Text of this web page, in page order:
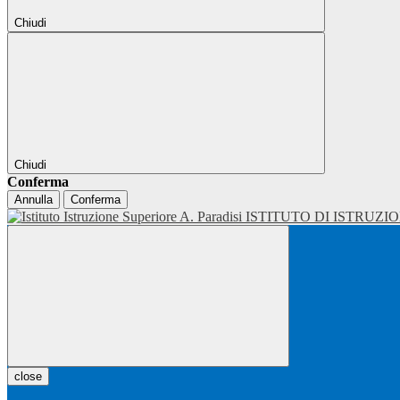
Chiudi
Chiudi
Conferma
Annulla Conferma
ISTITUTO DI
close